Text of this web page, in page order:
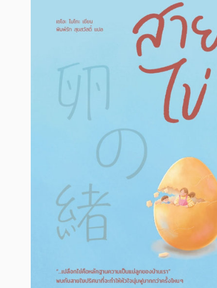
หมวดหมู่หนังสือ
ศิลปะ บันเทิง กีฬา ท่องเที่ยว
สังคม วัฒนธรรม การปกครอง ศาสนาและปรัชญา
กฎหมาย สัญญา ภาษี
การเงิน การลงทุน บริหาร
นิตยสาร หนังสือพิมพ์
ครอบครัว
การเกษตร ชีววิทยา
หมวดหมู่หนังสือ
ศิลปะ บันเทิง กีฬา ท่องเที่ยว
สังคม วัฒนธรรม การปกครอง ศาสนาและปรัชญา
กฎหมาย สัญญา ภาษี
การเงิน การลงทุน บริหาร
นิตยสาร หนังสือพิมพ์
ครอบครัว
การเกษตร ชีววิทยา